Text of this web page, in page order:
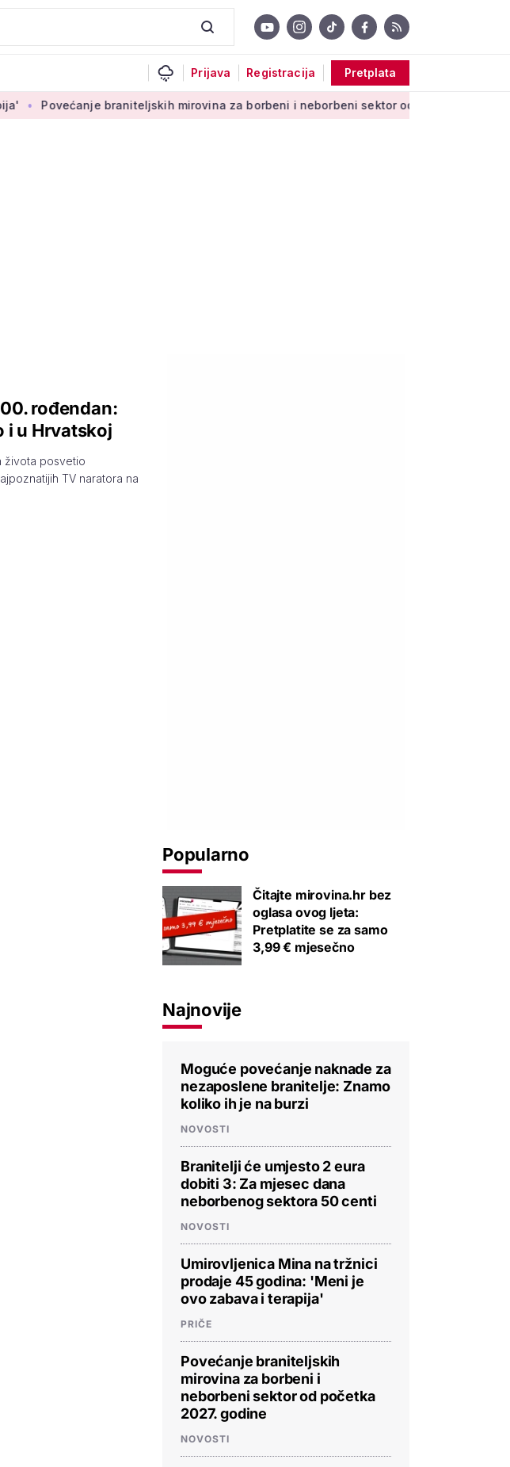
Prijava Registracija Pretplata
braniteljskih mirovina za borbeni i neborbeni sektor od početka 2027. godine
rođendan:
i u Hrvatskoj
života posvetio
TV naratora na
Popularno
Čitajte mirovina.hr bez
oglasa ovog ljeta:
Pretplatite se za samo
3,99 € mjesečno
Najnovije
Moguće povećanje naknade za
nezaposlene branitelje: Znamo
koliko ih je na burzi
NOVOSTI
Branitelji će umjesto 2 eura
dobiti 3: Za mjesec dana
neborbenog sektora 50 centi
NOVOSTI
Umirovljenica Mina na tržnici
prodaje 45 godina: 'Meni je
ovo zabava i terapija'
PRIČE
Povećanje braniteljskih
mirovina za borbeni i
neborbeni sektor od početka
2027. godine
NOVOSTI